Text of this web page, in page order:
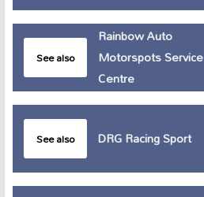
See also
Rainbow Auto
Motorspots Service
Centre
See also DRG Racing Sport